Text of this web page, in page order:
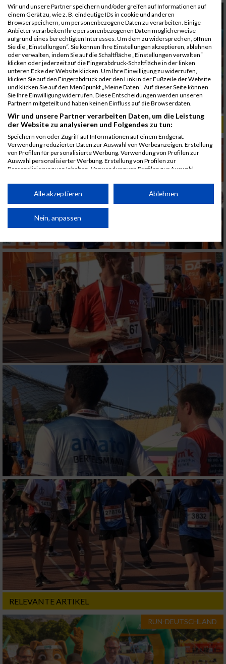
ALBUM B2RUN MÜNCHEN, B2RUN / 16.07.2019
RELEVANTE ARTIKEL
RUN-DEUTSCHLAND
Wir und unsere Partner speichern und/oder greifen auf Informationen auf
einem Gerät zu, wie z. B. eindeutige IDs in cookie und anderen
Browserspeichern, um personenbezogene Daten zu verarbeiten. Einige
Anbieter verarbeiten Ihre personenbezogenen Daten möglicherweise
aufgrund eines berechtigten Interesses. Um dem zu widersprechen, öffnen
Sie die „Einstellungen“. Sie können Ihre Einstellungen akzeptieren, ablehnen
oder verwalten, indem Sie auf die Schaltfläche „Einstellungen verwalten“
klicken oder jederzeit auf die Fingerabdruck-Schaltfläche in der linken
unteren Ecke der Website klicken. Um Ihre Einwilligung zu widerrufen,
klicken Sie auf den Fingerabdruck oder den Link in der Fußzeile der Website
und klicken Sie auf den Menüpunkt „Meine Daten“. Auf dieser Seite können
Sie Ihre Einwilligung widerrufen. Diese Entscheidungen werden unseren
Partnern mitgeteilt und haben keinen Einfluss auf die Browserdaten.
Wir und unsere Partner verarbeiten Daten, um die Leistung
der Website zu analysieren und Folgendes zu tun:
Speichern von oder Zugriff auf Informationen auf einem Endgerät.
Verwendung reduzierter Daten zur Auswahl von Werbeanzeigen. Erstellung
von Profilen für personalisierte Werbung. Verwendung von Profilen zur
Auswahl personalisierter Werbung. Erstellung von Profilen zur
Personalisierung von Inhalten. Verwendung von Profilen zur Auswahl
Performance von Inhalten. Analyse von Zielgruppen durch Statistiken oder
Kombinationen von Daten aus verschiedenen Quellen. Entwicklung und
von Inhalten.
Daten können außerhalb der Europäischen Union weitergegeben und in die
Website/App.
Partnerliste anzeigen (1 IAB-Anbieter)
Wir nutzen Ihre Daten für folgende Zwecke:
IAB-Verarbeitungszwecke:
Speichern von oder Zugriff auf Informationen
auf einem Endgerät
Verwendung reduzierter Daten zur Auswahl
von Werbeanzeigen
Erstellung von Profilen für personalisierte
Werbung
Verwendung von Profilen zur Auswahl
personalisierter Werbung
Erstellung von Profilen zur Personalisierung
von Inhalten
Verwendung von Profilen zur Auswahl
personalisierter Inhalte
Messung der Werbeleistung
Messung der Performance von Inhalten
Analyse von Zielgruppen durch Statistiken
oder Kombinationen von Daten aus
verschiedenen Quellen
Entwicklung und Verbesserung der Angebote
Verwendung reduzierter Daten zur Auswahl
von Inhalten
IAB-Besonderheiten:
Alle akzeptieren Ablehnen
Nein, anpassen